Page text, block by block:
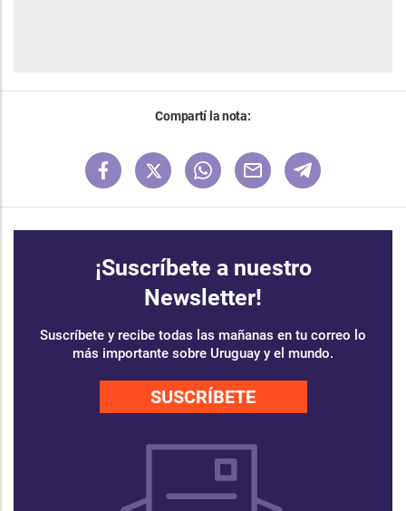
Compartí la nota:
¡Suscríbete a nuestro
Newsletter!
Suscríbete y recibe todas las mañanas en tu correo lo
más importante sobre Uruguay y el mundo.
SUSCRÍBETE